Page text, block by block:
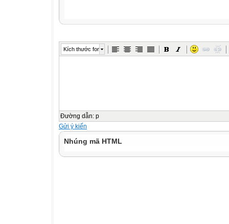
Kích thước font
Đường dẫn: p
Gửi ý kiến
Nhúng mã HTML